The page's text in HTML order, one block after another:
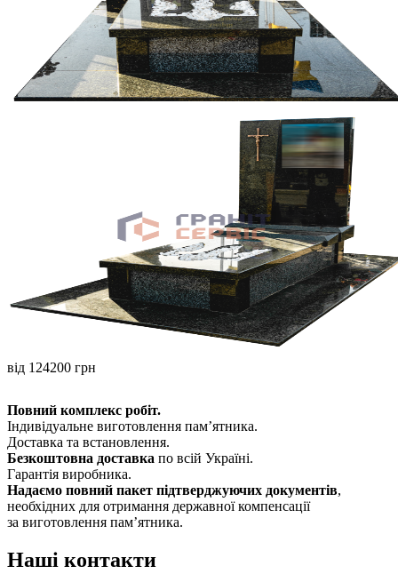
від 124200 грн
Повний комплекс робіт.
Індивідуальне виготовлення памʼятника.
Доставка та встановлення.
Безкоштовна доставка по всій Україні.
Гарантія виробника.
Надаємо повний пакет підтверджуючих документів,
необхідних для отримання державної компенсації
за виготовлення пам’ятника.
Наші контакти